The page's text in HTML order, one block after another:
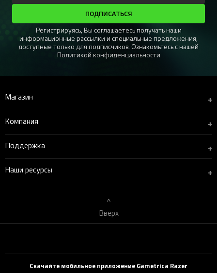
ПОДПИСАТЬСЯ
Регистрируясь, Вы соглашаетесь получать наши
информационные рассылки и специальные предложения,
доступные только для подписчиков. Ознакомьтесь с нашей
Политикой конфиденциальности
Магазин +
Компания +
Поддержка +
Наши ресурсы +
Вверх
Скачайте мобильное приложение Gametrica Razer